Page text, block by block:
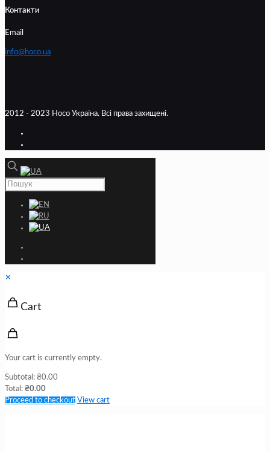
Контакти
Email
info@hoco.ua
2012 - 2023 Hoco Україна. Всі права захищені.
✕
Cart
Your cart is currently empty.
Subtotal: ₴0.00
Total: ₴0.00
Proceed to checkout View cart